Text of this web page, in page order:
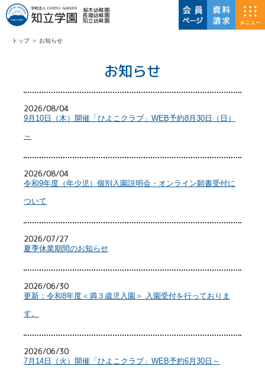
桜木幼稚園
長篠幼稚園
知立幼稚園 メニュー
トップ ＞ お知らせ
お知らせ
2026/08/04
9月10日（木）開催「ひよこクラブ」WEB予約8月30日（日）
～
2026/08/04
令和9年度（年少児）個別入園説明会・オンライン願書受付に
ついて
2026/07/27
夏季休業期間のお知らせ
2026/06/30
更新：令和8年度＜満３歳児入園＞ 入園受付を行っておりま
す。
2026/06/30
7月14日（火）開催「ひよこクラブ」WEB予約6月30日～